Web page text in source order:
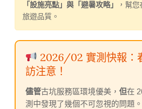
「設施亮點」與「避暑攻略」
，幫
旅遊品質。
2026/02 實測快報：
訪注意！
儘管古坑服務區環境優美， 但在
測中發現了幾個不可忽視的問題。